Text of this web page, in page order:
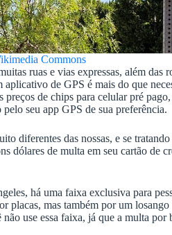
Commons
ruas e vias expressas, além das
de GPS é mais do que
de chips para celular pré pago,
seu app GPS de sua preferência.
diferentes das nossas, e se
dólares de multa em seu cartão de
há uma faixa exclusiva para
placas, mas também por um
use essa faixa, já que a multa por